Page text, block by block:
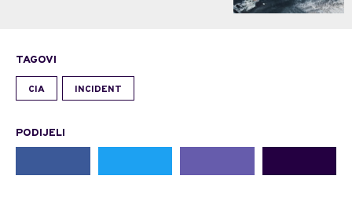
TAGOVI
CIA INCIDENT
PODIJELI